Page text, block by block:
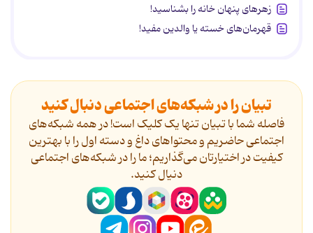
زهرهای پنهان خانه را بشناسید!
قهرمان‌های خسته یا والدین مفید!
تبیان را در شبکه‌های اجتماعی دنبال کنید
فاصله شما با تبیان تنها یک کلیک است! در همه شبکه‌های
اجتماعی حاضریم و محتواهای داغ و دسته اول را با بهترین
کیفیت در اختیارتان می‌گذاریم؛ ما را در شبکه‌های اجتماعی
دنیال کنید.